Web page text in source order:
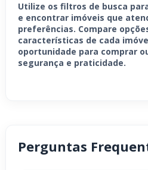
Utilize os filtros de busca
e encontrar imóveis que
preferências. Compare
características de cada
oportunidade para comprar
segurança e praticidade.
Perguntas